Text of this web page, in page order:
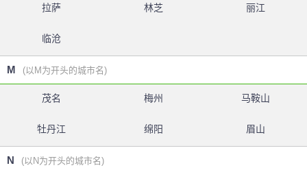
拉萨 林芝 丽江
临沧
M (以M为开头的城市名)
茂名 梅州 马鞍山
牡丹江 绵阳 眉山
N (以N为开头的城市名)